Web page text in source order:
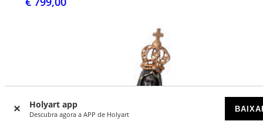
Holyart app
Descubra agora a APP de Holyart